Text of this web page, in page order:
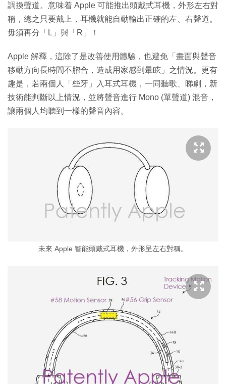
調換聲道。意味着 Apple 可能推出頭戴式耳機，外形左右對
稱，總之只要戴上，耳機就能自動輸出正確的左、右聲道。
毋須再分「L」與「R」！
Apple 解釋，這除了是改善使用體驗，也避免「畫面與聲音
移動方向長時間不脗合，造成用家感到暈眩」之情況。更有
趣是，若兩個人「些牙」入耳式耳機，一同聽歌、睇劇，新
技術能判斷以上情況，並將聲音進行 Mono (單聲道) 混音，
讓兩個人均聽到一樣的聲音內容。
未來 Apple 智能頭戴式耳機，外形呈左右對稱。